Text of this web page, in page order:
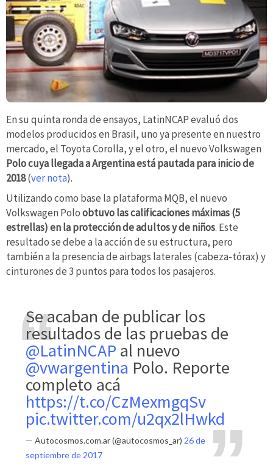
En su quinta ronda de ensayos, LatinNCAP evaluó dos
modelos producidos en Brasil, uno ya presente en nuestro
mercado, el Toyota Corolla, y el otro, el nuevo Volkswagen
Polo cuya llegada a Argentina está pautada para inicio de
2018(ver nota).
Utilizando como base la plataforma MQB, el nuevo
Volkswagen Poloobtuvo las calificaciones máximas (5
estrellas) en la protección de adultos y de niños. Este
resultado se debe a la acción de su estructura, pero
también a la presencia de airbags laterales (cabeza-tórax) y
cinturones de 3 puntos para todos los pasajeros.
Se acaban de publicar los
resultados de las pruebas de
@LatinNCAP al nuevo
@vwargentina Polo. Reporte
completo acá
https://t.co/CzMexmgqSv
pic.twitter.com/u2qx2lHwkd
— Autocosmos.com.ar (@autocosmos_ar) 26 de
septiembre de 2017